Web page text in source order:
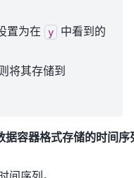
置为在 y
中看到的
将其存储到
据容器格式存储的时间序